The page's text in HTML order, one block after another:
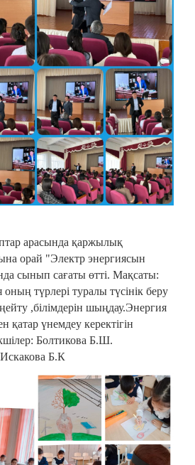
арасында қаржылық
орай "Электр энергиясын
сынып сағаты өтті. Мақсаты:
түрлері туралы түсінік беру
,білімдерін шыңдау.Энергия
қатар үнемдеу керектігін
Болтикова Б.Ш.
Б.К